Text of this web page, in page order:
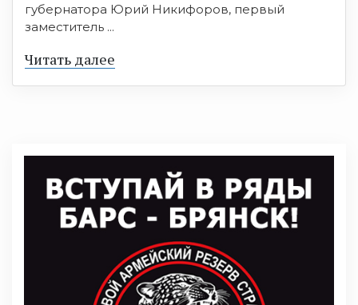
губернатора Юрий Никифоров, первый
заместитель ...
Читать далее